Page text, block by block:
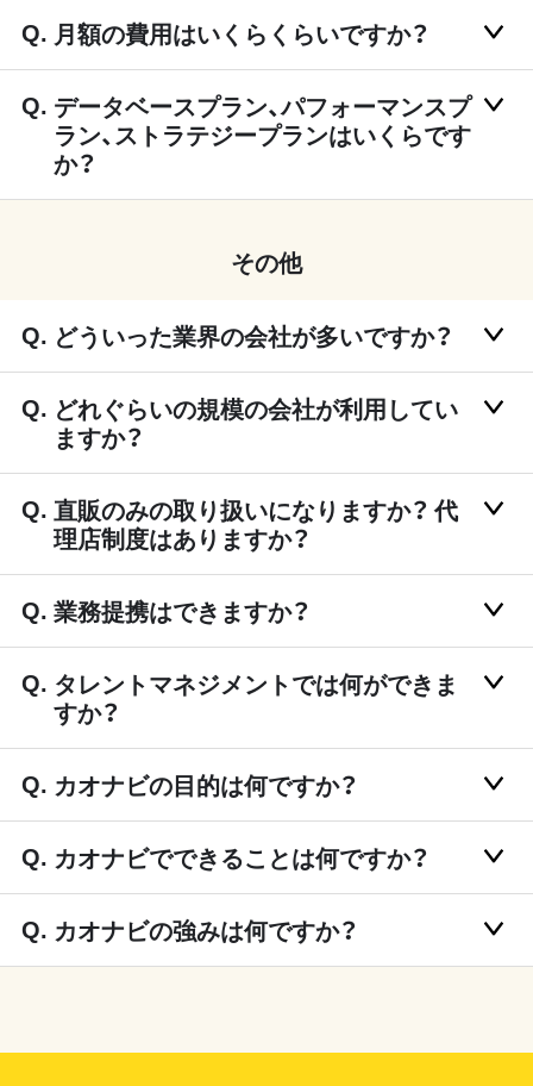
月額の費用はいくらくらいですか？
データベースプラン、パフォーマンスプ
ラン、ストラテジープランはいくらです
か？
その他
どういった業界の会社が多いですか？
どれぐらいの規模の会社が利用してい
ますか？
直販のみの取り扱いになりますか？ 代
理店制度はありますか？
業務提携はできますか？
タレントマネジメントでは何ができま
すか？
カオナビの目的は何ですか？
カオナビでできることは何ですか？
カオナビの強みは何ですか？